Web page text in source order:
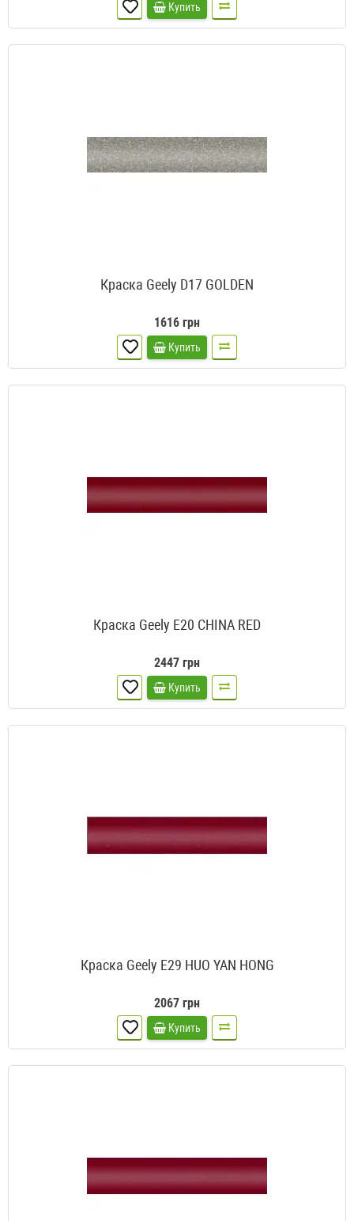
Купить
Краска Geely D17 GOLDEN
1616 грн
Купить
Краска Geely E20 CHINA RED
2447 грн
Купить
Краска Geely E29 HUO YAN HONG
2067 грн
Купить